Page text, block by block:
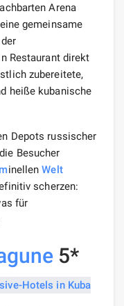
Arena
gemeinsame
Restaurant direkt
zubereitete,
heiße kubanische
Depots russischer
Besucher
inellenWelt
scherzen:
für
5*